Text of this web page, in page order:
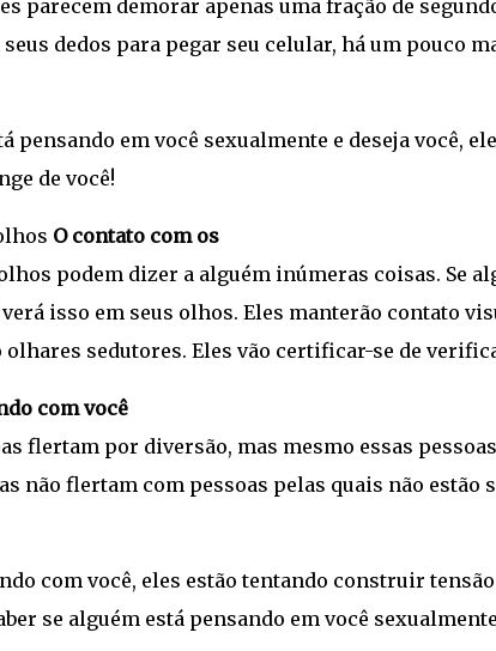
parecem demorar apenas uma fração de
dedos para pegar seu celular, há um pouco
pensando em você sexualmente e deseja você,
de você!
O ​​contato com os
podem dizer a alguém inúmeras coisas. Se
isso em seus olhos. Eles manterão contato
sedutores. Eles vão certificar-se de
com você
flertam por diversão, mas mesmo essas
não flertam com pessoas pelas quais não estão
com você, eles estão tentando construir
se alguém está pensando em você